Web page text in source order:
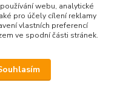
webu, analytické
pro účely cílení reklamy
vlastních preferencí
ve spodní části stránek.